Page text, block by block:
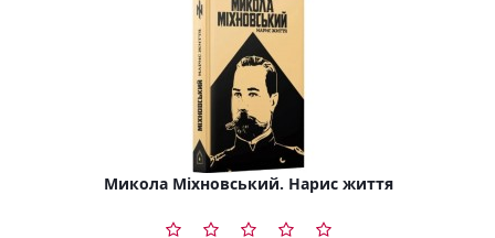
Микола Міхновський. Нарис життя